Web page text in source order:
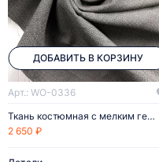
ДОБАВИТЬ В КОРЗИНУ
Арт.: WO-0336
Ткань костюмная с мелким геометрическим узором
2 650 ₽